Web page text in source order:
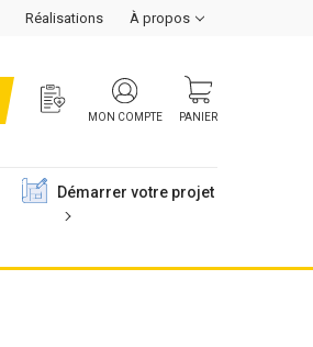
Réalisations À propos
MON COMPTE PANIER
Démarrer votre projet